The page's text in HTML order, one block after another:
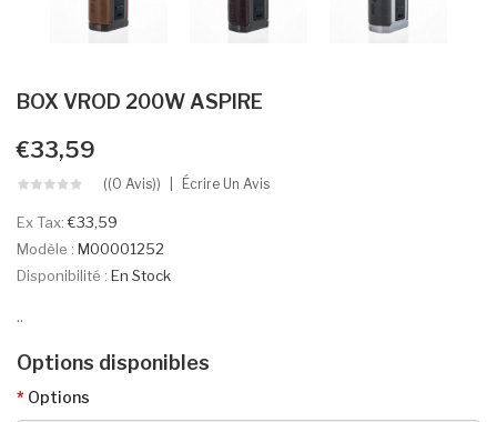
BOX VROD 200W ASPIRE
€33,59
((0 Avis)) Écrire Un Avis
Ex Tax:€33,59
Modèle : M00001252
Disponibilité : En Stock
..
Options disponibles
Options